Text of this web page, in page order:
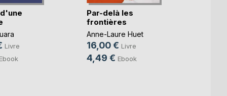
Livre
Par-delà les
frontières
Anne-Laure Huet
16,00 € Livre
4,49 € Ebook